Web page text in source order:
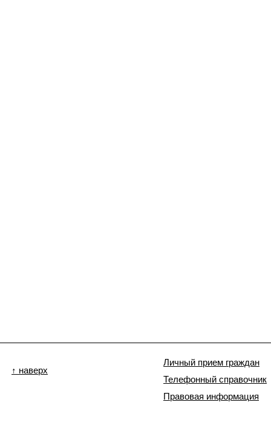
↑ наверх
Личный прием граждан
Телефонный справочник
Правовая информация